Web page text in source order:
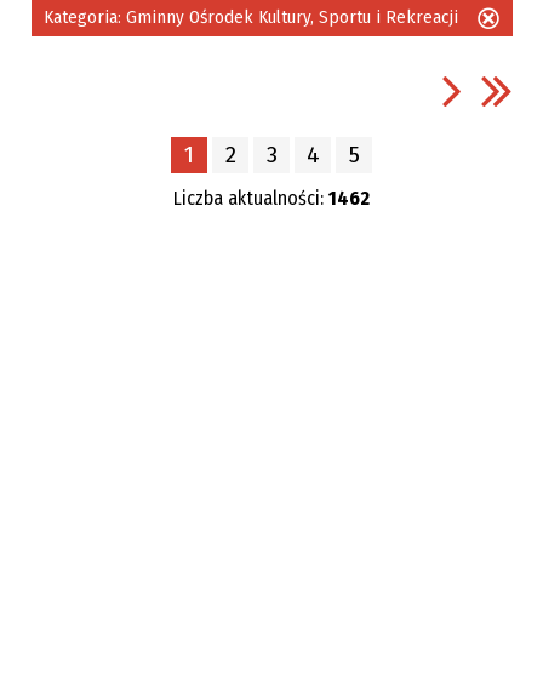
Szukana fraza
—
Kategoria: Gminny Ośrodek Kultury, Sportu i Rekreacji
filtr
1 2 3 4 5
Liczba aktualności: 1462